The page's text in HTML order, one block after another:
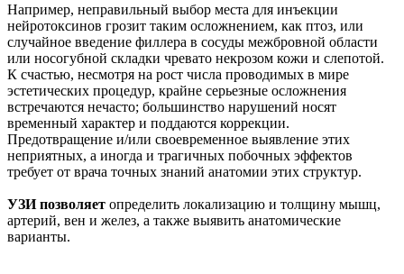
Например, неправильный выбор места для инъекции
нейротоксинов грозит таким осложнением, как птоз, или
случайное введение филлера в сосуды межбровной области
или носогубной складки чревато некрозом кожи и слепотой.
К счастью, несмотря на рост числа проводимых в мире
эстетических процедур, крайне серьезные осложнения
встречаются нечасто; большинство нарушений носят
временный характер и поддаются коррекции.
Предотвращение и/или своевременное выявление этих
неприятных, а иногда и трагичных побочных эффектов
требует от врача точных знаний анатомии этих структур.
УЗИ позволяет определить локализацию и толщину мышц,
артерий, вен и желез, а также выявить анатомические
варианты.